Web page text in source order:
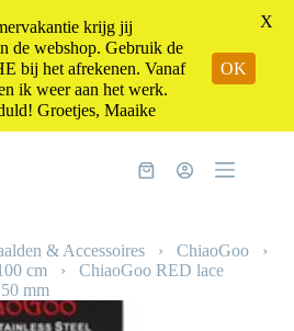
Winkelwagen
& Accessoires › ChiaoGoo ›
cm › ChiaoGoo RED lace
mm
krijg jij
webshop. Gebruik de
bij het afrekenen. Vanaf
ik weer aan het werk.
Groetjes, Maaike
OK
X